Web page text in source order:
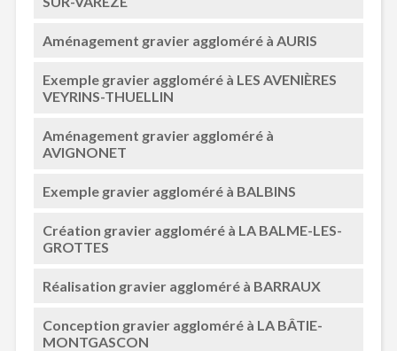
Aménagement gravier aggloméré à AURIS
Exemple gravier aggloméré à LES AVENIÈRES
VEYRINS-THUELLIN
Aménagement gravier aggloméré à
AVIGNONET
Exemple gravier aggloméré à BALBINS
Création gravier aggloméré à LA BALME-LES-
GROTTES
Réalisation gravier aggloméré à BARRAUX
Conception gravier aggloméré à LA BÂTIE-
MONTGASCON